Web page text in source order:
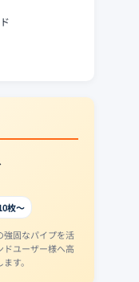
枚〜
強固なパイプを活
ドユーザー様へ高
す。